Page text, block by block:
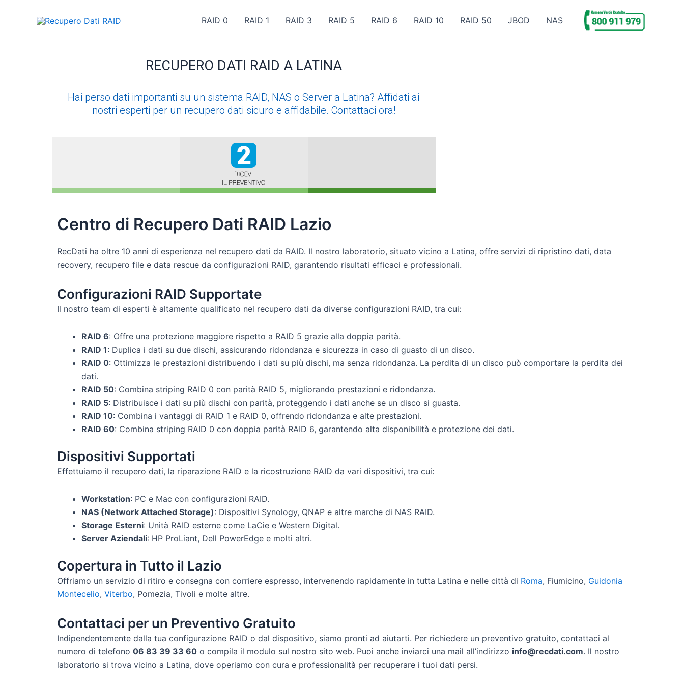
RAID 0 RAID 1 RAID 3 RAID 5 RAID 6 RAID 10 RAID 50 JBOD NAS
RECUPERO DATI RAID A LATINA
Hai perso dati importanti su un sistema RAID, NAS o Server a Latina? Affidati ai
nostri esperti per un recupero dati sicuro e affidabile. Contattaci ora!
Centro di Recupero Dati RAID Lazio
RecDati ha oltre 10 anni di esperienza nel recupero dati da RAID. Il nostro laboratorio, situato vicino a Latina, offre servizi di ripristino dati, data
recovery, recupero file e data rescue da configurazioni RAID, garantendo risultati efficaci e professionali.
Configurazioni RAID Supportate
Il nostro team di esperti è altamente qualificato nel recupero dati da diverse configurazioni RAID, tra cui:
RAID 6: Offre una protezione maggiore rispetto a RAID 5 grazie alla doppia parità.
RAID 1: Duplica i dati su due dischi, assicurando ridondanza e sicurezza in caso di guasto di un disco.
RAID 0: Ottimizza le prestazioni distribuendo i dati su più dischi, ma senza ridondanza. La perdita di un disco può comportare la perdita dei
dati.
RAID 50: Combina striping RAID 0 con parità RAID 5, migliorando prestazioni e ridondanza.
RAID 5: Distribuisce i dati su più dischi con parità, proteggendo i dati anche se un disco si guasta.
RAID 10: Combina i vantaggi di RAID 1 e RAID 0, offrendo ridondanza e alte prestazioni.
RAID 60: Combina striping RAID 0 con doppia parità RAID 6, garantendo alta disponibilità e protezione dei dati.
Dispositivi Supportati
Effettuiamo il recupero dati, la riparazione RAID e la ricostruzione RAID da vari dispositivi, tra cui:
Workstation: PC e Mac con configurazioni RAID.
NAS (Network Attached Storage): Dispositivi Synology, QNAP e altre marche di NAS RAID.
Storage Esterni: Unità RAID esterne come LaCie e Western Digital.
Server Aziendali: HP ProLiant, Dell PowerEdge e molti altri.
Copertura in Tutto il Lazio
Offriamo un servizio di ritiro e consegna con corriere espresso, intervenendo rapidamente in tutta Latina e nelle città di Roma, Fiumicino, Guidonia
Montecelio, Viterbo, Pomezia, Tivoli e molte altre.
Contattaci per un Preventivo Gratuito
Indipendentemente dalla tua configurazione RAID o dal dispositivo, siamo pronti ad aiutarti. Per richiedere un preventivo gratuito, contattaci al
numero di telefono 06 83 39 33 60 o compila il modulo sul nostro sito web. Puoi anche inviarci una mail all’indirizzo info@recdati.com. Il nostro
laboratorio si trova vicino a Latina, dove operiamo con cura e professionalità per recuperare i tuoi dati persi.